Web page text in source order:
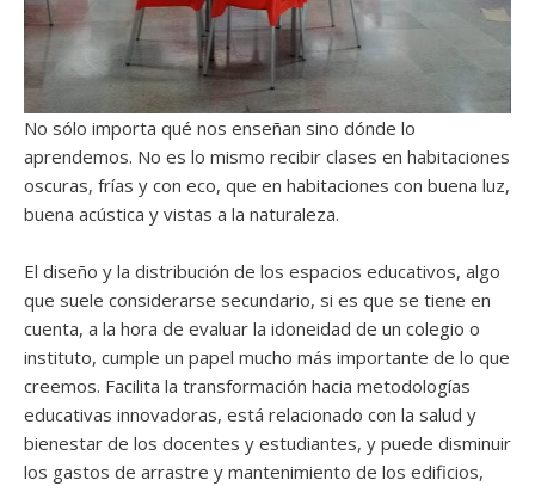
No sólo importa qué nos enseñan sino dónde lo
aprendemos. No es lo mismo recibir clases en habitaciones
oscuras, frías y con eco, que en habitaciones con buena luz,
buena acústica y vistas a la naturaleza.
El diseño y la distribución de los espacios educativos, algo
que suele considerarse secundario, si es que se tiene en
cuenta, a la hora de evaluar la idoneidad de un colegio o
instituto, cumple un papel mucho más importante de lo que
creemos. Facilita la transformación hacia metodologías
educativas innovadoras, está relacionado con la salud y
bienestar de los docentes y estudiantes, y puede disminuir
los gastos de arrastre y mantenimiento de los edificios,